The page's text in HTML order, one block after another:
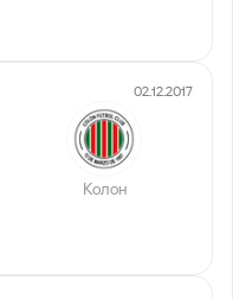
02.12.2017
Колон